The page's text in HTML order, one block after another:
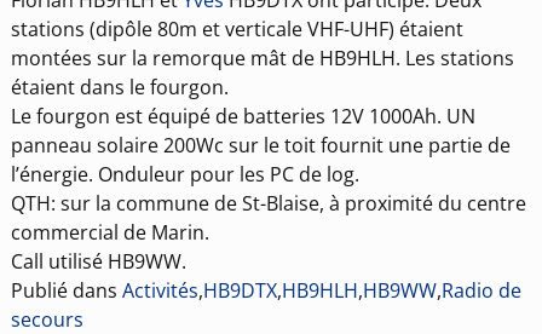
stations (dipôle 80m et verticale VHF-UHF) étaient
montées sur la remorque mât de HB9HLH. Les stations
étaient dans le fourgon.
Le fourgon est équipé de batteries 12V 1000Ah. UN
panneau solaire 200Wc sur le toit fournit une partie de
l’énergie. Onduleur pour les PC de log.
QTH: sur la commune de St-Blaise, à proximité du centre
commercial de Marin.
Call utilisé HB9WW.
Publié dans Activités,HB9DTX,HB9HLH,HB9WW,Radio de
secours